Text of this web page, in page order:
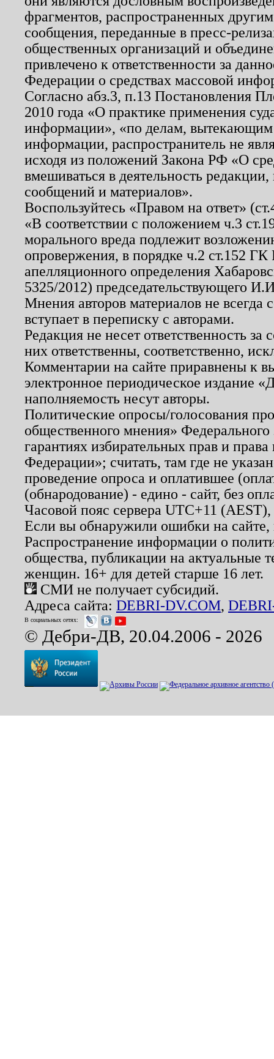
фрагментов, распространенных
сообщения, переданные в пресс-
общественных организаций и
привлечено к ответственности за
Федерации о средствах массовой
Согласно абз.3, п.13 Постановления
2010 года «О практике применения
информации», «по делам, вытекающим
информации, распространитель не
исходя из положений Закона РФ «О
вмешиваться в деятельность
сообщений и материалов».
Воспользуйтесь «Правом на ответ»
«В соответствии с положением ч.3
морального вреда подлежит
опровержения, в порядке ч.2 ст.152
апелляционного определения
5325/2012) председательствующего
Мнения авторов материалов не
вступает в переписку с авторами.
Редакция не несет ответственность
них ответственны, соответственно,
Комментарии на сайте приравнены к
электронное периодическое издание
наполняемость несут авторы.
Политические опросы/голосования
общественного мнения»
гарантиях избирательных прав и
Федерации»; считать, там где не
проведение опроса и оплатившее
(обнародование) - едино - сайт, без
Часовой пояс сервера UTC+11
Если вы обнаружили ошибки на
Распространение информации о
общества, публикации на актуальные
женщин. 16+ для детей старше 16 лет.
СМИ не получает субсидий.
Адреса сайта: DEBRI-DV.COM,
В социальных сетях:
© Дебри-ДВ, 20.04.2006 - 2026